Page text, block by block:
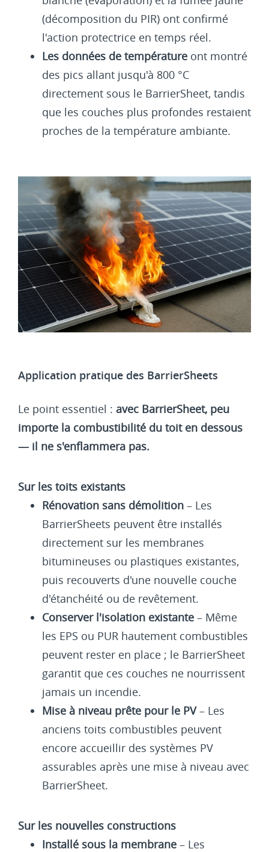
(décomposition du PIR) ont confirmé
l'action protectrice en temps réel.
Les données de température ont montré
des pics allant jusqu'à 800 °C
directement sous le BarrierSheet, tandis
que les couches plus profondes restaient
proches de la température ambiante.
Application pratique des BarrierSheets
Le point essentiel : avec BarrierSheet, peu
importe la combustibilité du toit en dessous
— il ne s'enflammera pas.
Sur les toits existants
Rénovation sans démolition – Les
BarrierSheets peuvent être installés
directement sur les membranes
bitumineuses ou plastiques existantes,
puis recouverts d'une nouvelle couche
d'étanchéité ou de revêtement.
Conserver l'isolation existante – Même
les EPS ou PUR hautement combustibles
peuvent rester en place ; le BarrierSheet
garantit que ces couches ne nourrissent
jamais un incendie.
Mise à niveau prête pour le PV– Les
anciens toits combustibles peuvent
encore accueillir des systèmes PV
assurables après une mise à niveau avec
BarrierSheet.
Sur les nouvelles constructions
Installé sous la membrane – Les